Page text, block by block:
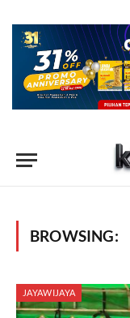
BROWSING:
JAYAWIJAYA